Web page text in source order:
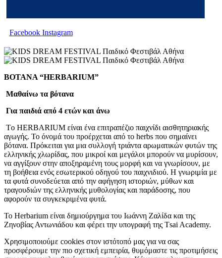
Facebook Instagram
BOTANA “HERBARIUM”
Μαθαίνω τα βότανα
Για παιδιά από 4 ετών και άνω
Tο HERBARIUM είναι ένα επιτραπέζιο παιχνίδι αισθητηριακής
αγωγής. Το όνομά του προέρχεται από το herbs που σημαίνει
βότανα. Πρόκειται για μια συλλογή τριάντα αρωματικών φυτών της
ελληνικής χλωρίδας, που μικροί και μεγάλοι μπορούν να μυρίσουν,
να αγγίξουν στην αποξηραμένη τους μορφή και να γνωρίσουν, με
τη βοήθεια ενός εσωτερικού οδηγού του παιχνιδιού. Η γνωριμία με
τα φυτά συνοδεύεται από την αφήγηση ιστοριών, μύθων και
τραγουδιών της ελληνικής μυθολογίας και παράδοσης, που
αφορούν τα συγκεκριμένα φυτά.
Το Herbarium είναι δημιούργημα του Ιωάννη Ζαλίδα και της
Zηνοβίας Αντωνιάδου και φέρει την υπογραφή της Τsai Academy.
Χρησιμοποιούμε cookies στον ιστότοπό μας για να σας
προσφέρουμε την πιο σχετική εμπειρία, θυμόμαστε τις προτιμήσεις